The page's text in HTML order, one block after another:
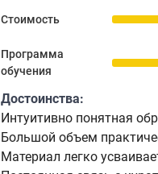
Стоимость
Программа
обучения
Достоинства:
Интуитивно понятная
Большой объем
Материал легко